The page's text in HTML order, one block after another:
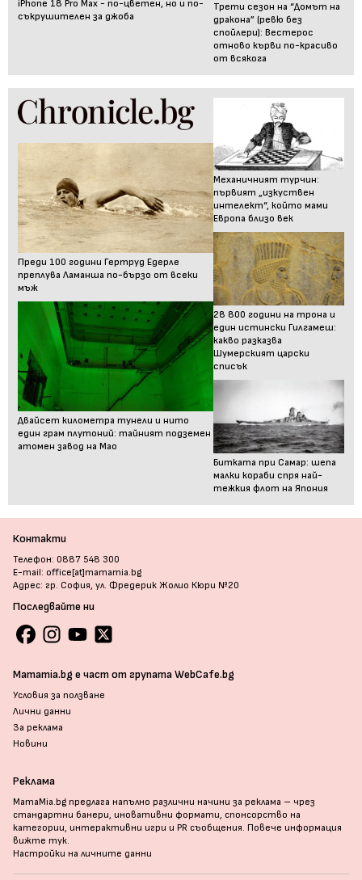
iPhone 18 Pro Max - по-цветен, но и по-
съкрушителен за джоба
Трети сезон на “Домът на
дракона” (ревю без
спойлери): Вестерос
отново кърви по-красиво
от всякога
Преди 100 години Гертруд Едерле
преплува Ламанша по-бързо от всеки
мъж
Двайсет километра тунели и нито
един грам плутоний: тайният подземен
атомен завод на Мао
Механичният турчин:
първият „изкуствен
интелект“, който мами
Европа близо век
28 800 години на трона и
един истински Гилгамеш:
какво разказва
Шумерският царски
списък
Битката при Самар: шепа
малки кораби спря най-
тежкия флот на Япония
Контакти
Телефон: 0887 548 300
E-mail: office[at]mamamia.bg
Адрес: гр. София, ул. Фредерик Жолио Кюри №20
Последвайте ни
Mamamia.bg е част от групата WebCafe.bg
Условия за ползване
Лични данни
За реклама
Новини
Реклама
MamaMia.bg предлага напълно различни начини за реклама – чрез
стандартни банери, иновативни формати, спонсорство на
категории, интерактивни игри и PR съобщения. Повече информация
вижте тук.
Настройки на личните данни